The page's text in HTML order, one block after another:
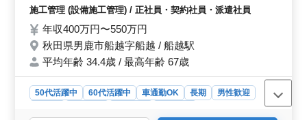
けるベテラン層の、50代、60代のご応募お
施工管理 (設備施工管理) / 正社員・契約社員・派遣社員
年収400万円〜550万円
秋田県男鹿市船越字船越 / 船越駅
平均年齢 34.4歳 / 最高年齢 67歳
50代活躍中 60代活躍中 車通勤OK 長期
男性歓迎